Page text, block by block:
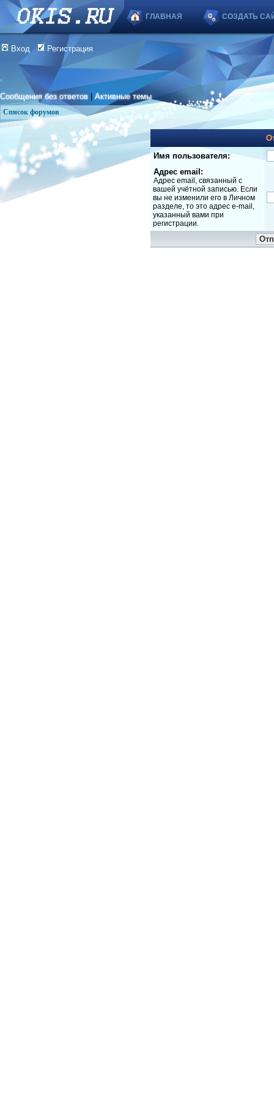
ГЛАВНАЯ СОЗДАТЬ
Вход Регистрация
Сообщения без ответов |Активные темы
Список форумов
Имя пользователя:
Адрес email:
Адрес email, связанный с
вашей учётной записью. Если
вы не изменили его в Личном
разделе, то это адрес e-mail,
указанный вами при
регистрации.